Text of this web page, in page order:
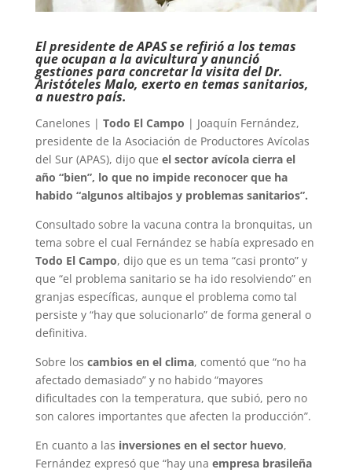
El presidente de APAS se refirió a los temas
que ocupan a la avicultura y anunció
gestiones para concretar la visita del Dr.
Aristóteles Malo, exerto en temas sanitarios,
a nuestro país.
Canelones | Todo El Campo | Joaquín Fernández,
presidente de la Asociación de Productores Avícolas
del Sur (APAS), dijo que el sector avícola cierra el
año “bien”, lo que no impide reconocer que ha
habido “algunos altibajos y problemas sanitarios”.
Consultado sobre la vacuna contra la bronquitas, un
tema sobre el cual Fernández se había expresado en
Todo El Campo, dijo que es un tema “casi pronto” y
que “el problema sanitario se ha ido resolviendo” en
granjas específicas, aunque el problema como tal
persiste y “hay que solucionarlo” de forma general o
definitiva.
Sobre los cambios en el clima, comentó que “no ha
afectado demasiado” y no habido “mayores
dificultades con la temperatura, que subió, pero no
son calores importantes que afecten la producción”.
En cuanto a las inversiones en el sector huevo,
Fernández expresó que “hay una empresa brasileña